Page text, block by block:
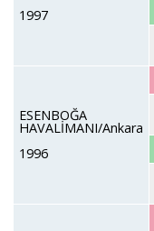
1997
ESENBOĞA
HAVALİMANI/Ankara
1996